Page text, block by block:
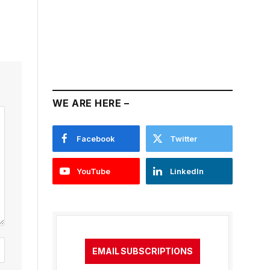
WE ARE HERE –
Facebook Twitter
YouTube LinkedIn
EMAIL SUBSCRIPTIONS